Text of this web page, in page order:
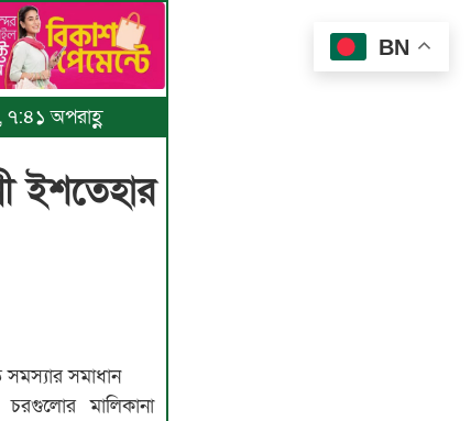
অপরাহ্ণ
ইশতেহার
সমস্যার সমাধান
চরগুলোর মালিকানা
BN